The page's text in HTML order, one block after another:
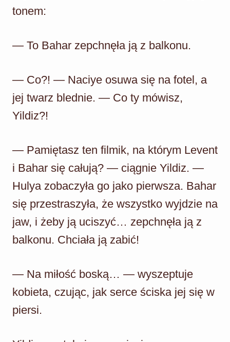
tonem:
— To Bahar zepchnęła ją z balkonu.
— Co?! — Naciye osuwa się na fotel, a
jej twarz blednie. — Co ty mówisz,
Yildiz?!
— Pamiętasz ten filmik, na którym Levent
i Bahar się całują? — ciągnie Yildiz. —
Hulya zobaczyła go jako pierwsza. Bahar
się przestraszyła, że wszystko wyjdzie na
jaw, i żeby ją uciszyć… zepchnęła ją z
balkonu. Chciała ją zabić!
— Na miłość boską… — wyszeptuje
kobieta, czując, jak serce ściska jej się w
piersi.